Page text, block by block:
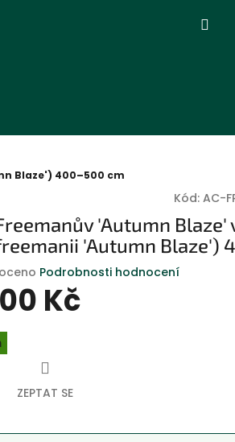
Blaze') 400–500 cm
Kód: AC-
'Autumn Blaze'
'Autumn Blaze')
Podrobnosti hodnocení
Kč
ZEPTAT SE